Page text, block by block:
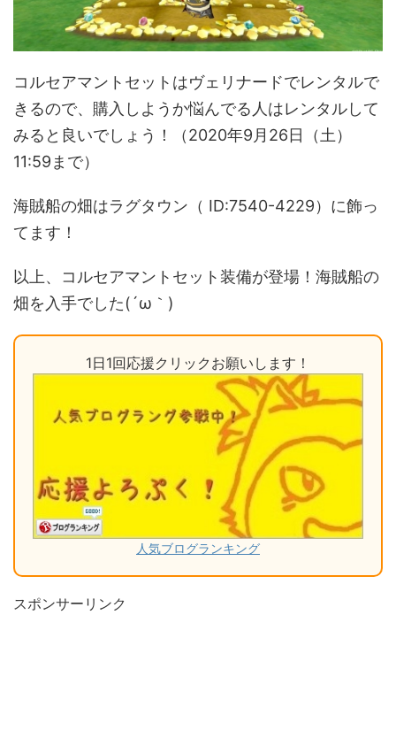
コルセアマントセットはヴェリナードでレンタルで
きるので、購入しようか悩んでる人はレンタルして
みると良いでしょう！（2020年9月26日（土）
11:59まで）
海賊船の畑はラグタウン（ ID:7540-4229）に飾っ
てます！
以上、コルセアマントセット装備が登場！海賊船の
畑を入手でした(´ω｀)
1日1回応援クリックお願いします！
人気ブログランキング
スポンサーリンク